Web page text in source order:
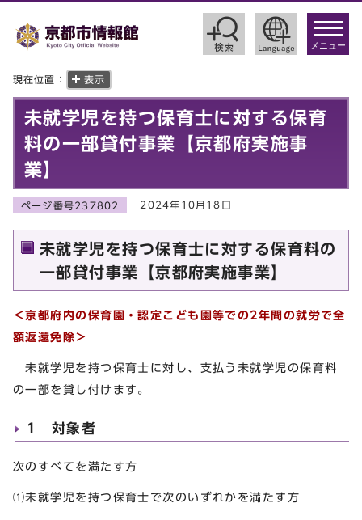
toggle
メニュー
現在位置： 表示
未就学児を持つ保育士に対する保育
料の一部貸付事業【京都府実施事
業】
ページ番号237802 2024年10月18日
未就学児を持つ保育士に対する保育料の
一部貸付事業【京都府実施事業】
＜京都府内の保育園・認定こども園等での2年間の就労で全
額返還免除＞
未就学児を持つ保育士に対し、支払う未就学児の保育料
の一部を貸し付けます。
1 対象者
次のすべてを満たす方
⑴未就学児を持つ保育士で次のいずれかを満たす方